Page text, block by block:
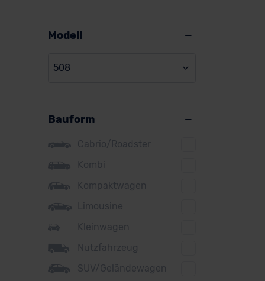
Citroen
Cupra
DS
Dacia
Fiat
Ford
Honda
Modell
508
Bauform
Cabrio/Roadster
Kombi
Kompaktwagen
Limousine
Kleinwagen
Nutzfahrzeug
SUV/Geländewagen